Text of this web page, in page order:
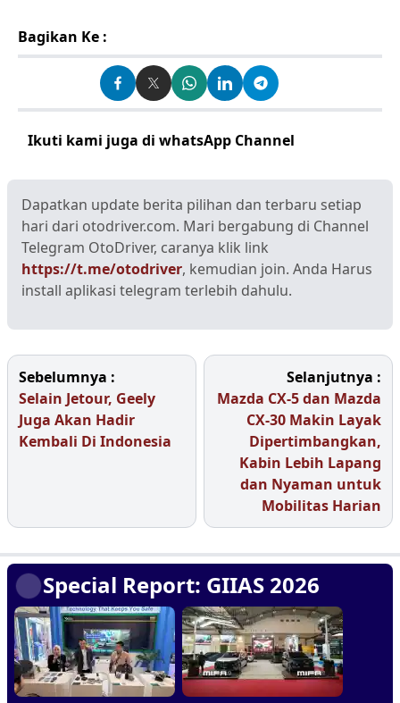
Bagikan Ke :
Ikuti kami juga di whatsApp Channel
Dapatkan update berita pilihan dan terbaru setiap
hari dari otodriver.com. Mari bergabung di Channel
Telegram OtoDriver, caranya klik link
https://t.me/otodriver, kemudian join. Anda Harus
install aplikasi telegram terlebih dahulu.
Sebelumnya :
Selain Jetour, Geely
Juga Akan Hadir
Kembali Di Indonesia
Selanjutnya :
Mazda CX-5 dan Mazda
CX-30 Makin Layak
Dipertimbangkan,
Kabin Lebih Lapang
dan Nyaman untuk
Mobilitas Harian
Special Report: GIIAS 2026